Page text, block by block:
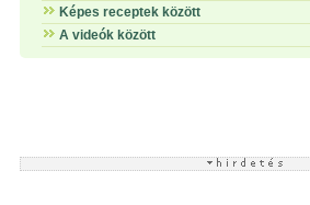
Képes receptek között
A videók között